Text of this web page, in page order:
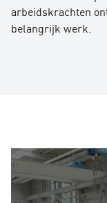
arbeidskrachten
belangrijk werk.